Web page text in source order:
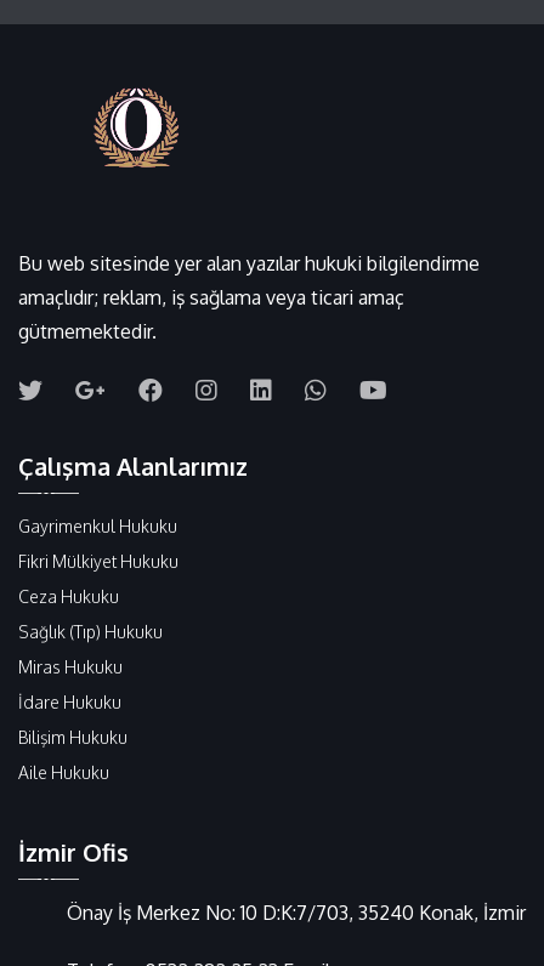
Bu web sitesinde yer alan yazılar hukuki bilgilendirme
amaçlıdır; reklam, iş sağlama veya ticari amaç
gütmemektedir.
Çalışma Alanlarımız
Gayrimenkul Hukuku
Fikri Mülkiyet Hukuku
Ceza Hukuku
Sağlık (Tıp) Hukuku
Miras Hukuku
İdare Hukuku
Bilişim Hukuku
Aile Hukuku
İzmir Ofis
Önay İş Merkez No: 10 D:K:7/703, 35240 Konak, İzmir